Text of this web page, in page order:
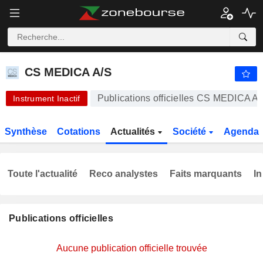
CS MEDICA A/S
CS MEDICA A/S
Instrument Inactif Publications officielles CS MEDICA A/
Synthèse Cotations Actualités Société Agenda
Publications officielles
Aucune publication officielle trouvée
Toute l'actualité Reco analystes Faits marquants